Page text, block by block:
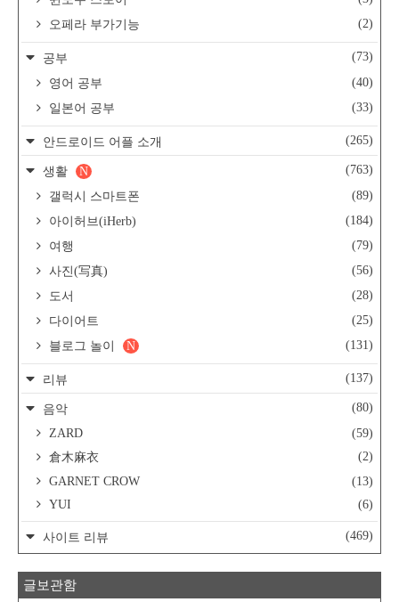
오페라 부가기능
(2)
공부
(73)
영어 공부
(40)
일본어 공부
(33)
안드로이드 어플 소개 (265)
생활 (763)
N
갤럭시 스마트폰
(89)
아이허브(iHerb)
(184)
여행
(79)
사진(写真)
(56)
도서
(28)
다이어트
(25)
블로그 놀이
(131)
N
리뷰 (137)
음악
(80)
ZARD
(59)
倉木麻衣
(2)
GARNET CROW
(13)
YUI
(6)
사이트 리뷰 (469)
글보관함